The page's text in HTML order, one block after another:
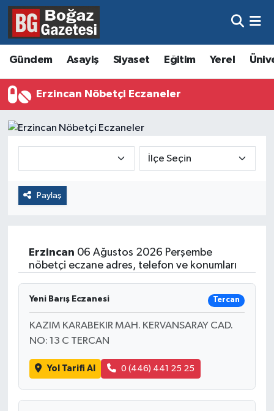
Gündem Asayiş Siyaset Eğitim Yerel
Erzincan Nöbetçi Eczaneler
Paylaş
Erzincan 06 Ağustos 2026 Perşembe
nöbetçi eczane adres, telefon ve konumları
Yeni Barış Eczanesi Tercan
KAZIM KARABEKIR MAH. KERVANSARAY CAD.
NO: 13 C TERCAN
Yol Tarifi Al 0 (446) 441 25 25
Asayiş
Eğitim
Ekonomi
Kültür ve Sanat
Magazin
Sağlık
Hava Durumu
Trafik Durumu
Süper Lig Puan Durumu ve Fikstür
Son Dakika Haberleri
Haber Arşivi